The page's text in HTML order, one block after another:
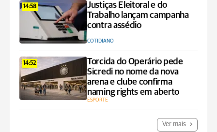
14:58
Justiças Eleitoral e do
Trabalho lançam campanha
contra assédio
COTIDIANO
14:52
Torcida do Operário pede
Sicredi no nome da nova
arena e clube confirma
naming rights em aberto
ESPORTE
Ver mais